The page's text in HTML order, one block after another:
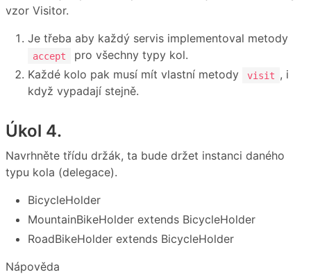
vzor Visitor.
Je třeba aby každý servis implementoval metody
accept
pro všechny typy kol.
Každé kolo pak musí mít vlastní metody
visit , i
když vypadají stejně.
Úkol 4.
Navrhněte třídu držák, ta bude držet instanci daného
typu kola (delegace).
BicycleHolder
MountainBikeHolder extends BicycleHolder
RoadBikeHolder extends BicycleHolder
Nápověda